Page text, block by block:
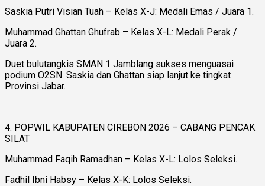
Saskia Putri Visian Tuah – Kelas X-J: Medali Emas / Juara 1.
Muhammad Ghattan Ghufrab – Kelas X-L: Medali Perak /
Juara 2.
Duet bulutangkis SMAN 1 Jamblang sukses menguasai
podium O2SN. Saskia dan Ghattan siap lanjut ke tingkat
Provinsi Jabar.
4. POPWIL KABUPATEN CIREBON 2026 – CABANG PENCAK
SILAT
Muhammad Faqih Ramadhan – Kelas X-L: Lolos Seleksi.
Fadhil Ibni Habsy – Kelas X-K: Lolos Seleksi.